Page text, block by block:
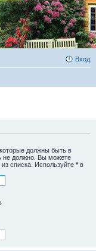
Вход
должны быть в
не должно. Вы можете
списка. Используйте * в